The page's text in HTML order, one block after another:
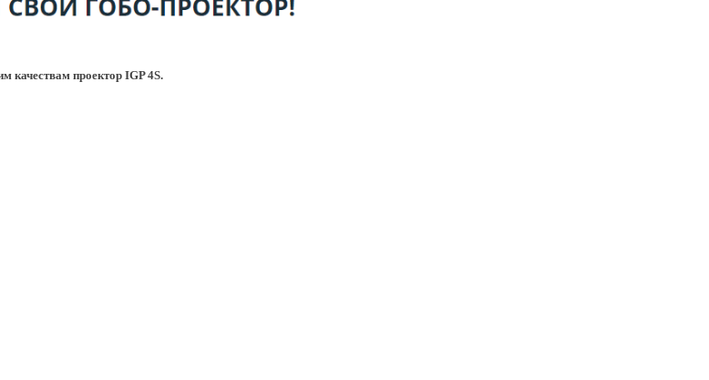
качествам проектор IGP 4S.